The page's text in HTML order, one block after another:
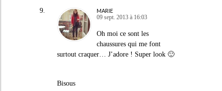
MARIE
09 sept. 2013 à 16:03
Oh moi ce sont les
chaussures qui me font
surtout craquer… J’adore ! Super look 🙂
Bisous